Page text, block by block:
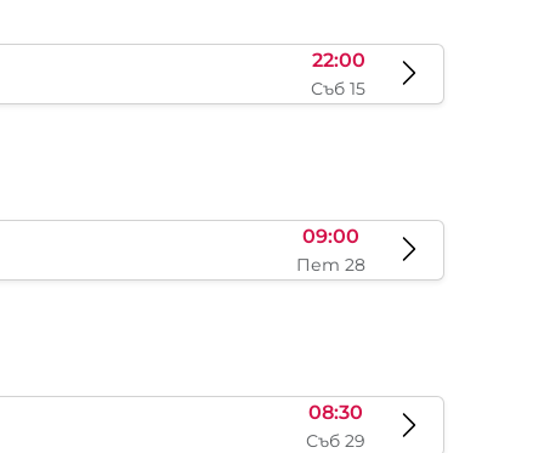
22:00
Съб 15
09:00
Пет 28
08:30
Съб 29